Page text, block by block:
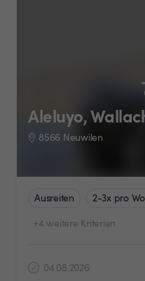
Aleluyo,
8566 Neuwilen
Ausreiten 2-3x pro
+4 weitere Kriterien
04.08.2026